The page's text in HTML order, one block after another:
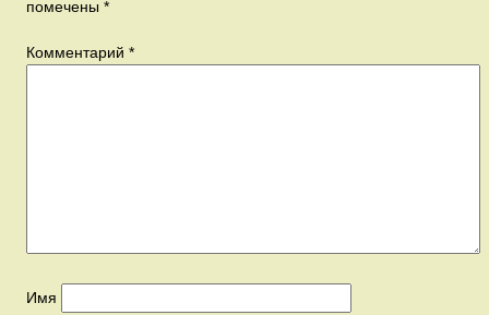
помечены *
Комментарий *
Имя